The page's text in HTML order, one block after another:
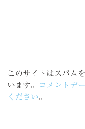
このサイトはスパム
います。
コメントデ
ください。